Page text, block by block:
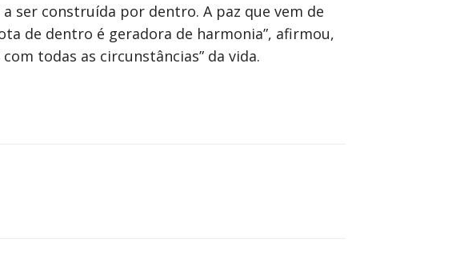
ser construída por dentro. A paz que vem de
de dentro é geradora de harmonia”, afirmou,
todas as circunstâncias” da vida.